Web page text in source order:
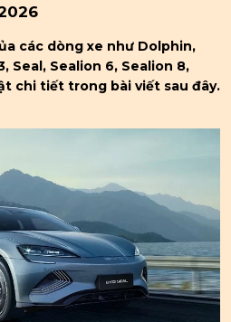
các dòng xe như Dolphin,
Seal, Sealion 6, Sealion 8,
chi tiết trong bài viết sau đây.